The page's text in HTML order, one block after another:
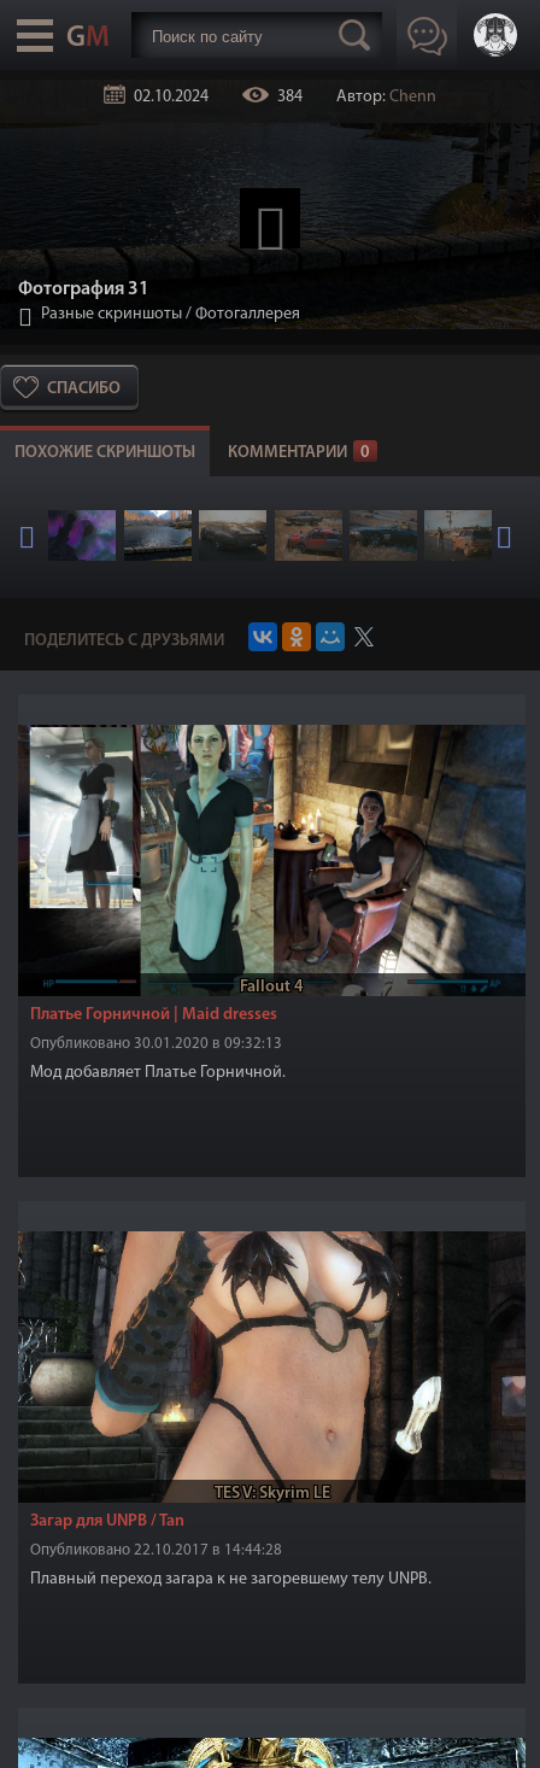
02.10.2024 384 Автор: Chenn
Фотография 31
Разные скриншоты / Фотогаллерея
СПАСИБО
ПОХОЖИЕ СКРИНШОТЫ КОММЕНТАРИИ 0
ПОДЕЛИТЕСЬ С ДРУЗЬЯМИ
Fallout 4
Платье Горничной | Maid dresses
Опубликовано 30.01.2020 в 09:32:13
Мод добавляет Платье Горничной.
TES V: Skyrim LE
Загар для UNPB / Tan
Опубликовано 22.10.2017 в 14:44:28
Плавный переход загара к не загоревшему телу UNPB.